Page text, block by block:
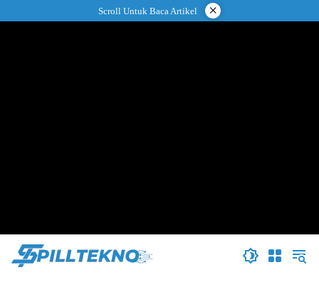
ke
Scroll Untuk Baca Artikel ×